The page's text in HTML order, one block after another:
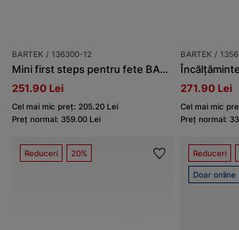
BARTEK / 136300-12
Mini first steps pentru fete BARTEK 136300-12, violet-argintiu
251.90 Lei
Cel mai mic preț: 205.20 Lei
Preț normal: 359.00 Lei
BARTEK /
271.90 Lei
Cel mai mic
Preț normal:
Reduceri 20% Reduceri
Doar online